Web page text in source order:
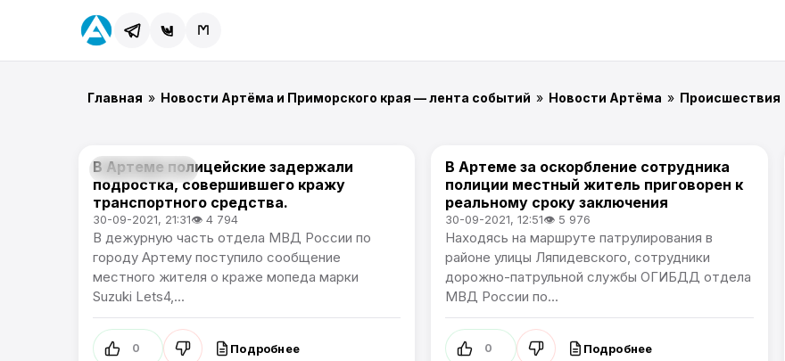
Главная » Новости Артёма и Приморского края — лента событий » Новости Артёма » Происшествия
Происшествия
В Артеме полицейские задержали
подростка, совершившего кражу
транспортного средства.
30-09-2021, 21:31👁 4 794
В дежурную часть отдела МВД России по
городу Артему поступило сообщение
местного жителя о краже мопеда марки
Suzuki Lets4,...
0 Подробнее
Происшествия
В Артеме за оскорбление сотрудника
полиции местный житель приговорен к
реальному сроку заключения
30-09-2021, 12:51👁 5 976
Находясь на маршруте патрулирования в
районе улицы Ляпидевского, сотрудники
дорожно-патрульной службы ОГИБДД отдела
МВД России по...
0 Подробнее